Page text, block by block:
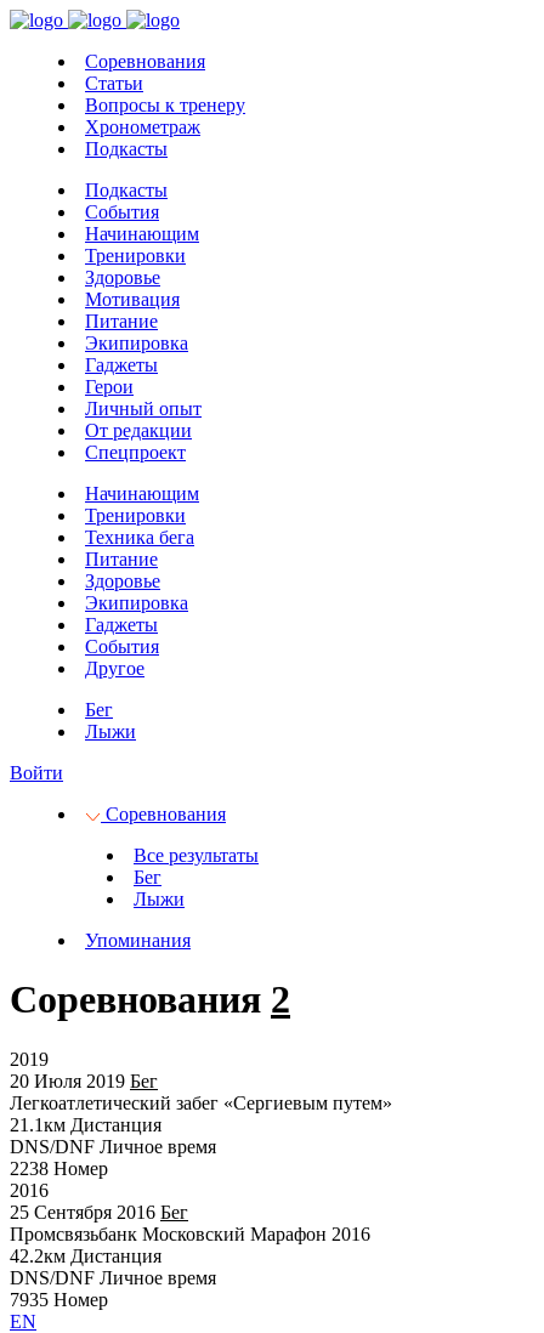
Соревнования
Статьи
Вопросы к тренеру
Хронометраж
Подкасты
Подкасты
События
Начинающим
Тренировки
Здоровье
Мотивация
Питание
Экипировка
Гаджеты
Герои
Личный опыт
От редакции
Спецпроект
Начинающим
Тренировки
Техника бега
Питание
Здоровье
Экипировка
Гаджеты
События
Другое
Бег
Лыжи
Войти
Соревнования
Все результаты
Бег
Лыжи
Упоминания
Соревнования 2
2019
20 Июля 2019 Бег
Легкоатлетический забег «Сергиевым путем»
21.1км Дистанция
DNS/DNF Личное время
2238 Номер
2016
25 Сентября 2016 Бег
Промсвязьбанк Московский Марафон 2016
42.2км Дистанция
DNS/DNF Личное время
7935 Номер
EN